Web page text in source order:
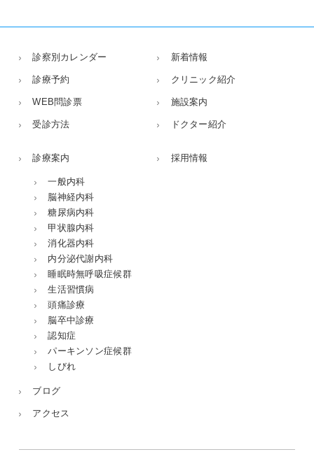
診察別カレンダー
診療予約
WEB問診票
受診方法
新着情報
クリニック紹介
施設案内
ドクター紹介
診療案内
一般内科
脳神経内科
糖尿病内科
甲状腺内科
消化器内科
内分泌代謝内科
睡眠時無呼吸症候群
生活習慣病
頭痛診療
脳卒中診療
認知症
パーキンソン症候群
しびれ
ブログ
アクセス
採用情報